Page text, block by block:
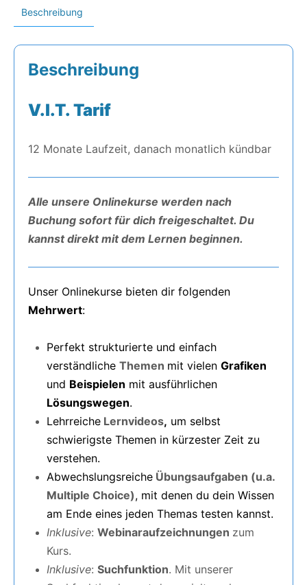
Beschreibung
Beschreibung
V.I.T. Tarif
12 Monate Laufzeit, danach monatlich kündbar
Alle unsere Onlinekurse werden nach
Buchung sofort für dich freigeschaltet. Du
kannst direkt mit dem Lernen beginnen.
Unser Onlinekurse bieten dir folgenden
Mehrwert:
Perfekt strukturierte und einfach
verständliche Themen mit vielen Grafiken
und Beispielen mit ausführlichen
Lösungswegen.
Lehrreiche Lernvideos, um selbst
schwierigste Themen in kürzester Zeit zu
verstehen.
Abwechslungsreiche Übungsaufgaben (u.a.
Multiple Choice), mit denen du dein Wissen
am Ende eines jeden Themas testen kannst.
Inklusive: Webinaraufzeichnungen zum
Kurs.
Inklusive: Suchfunktion. Mit unserer